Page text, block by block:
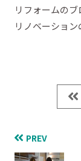
リフォームの
リノベーショ
PREV